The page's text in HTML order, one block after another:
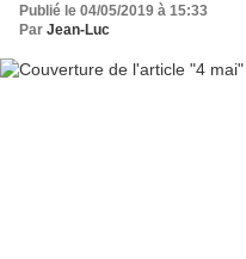
Publié le 04/05/2019 à 15:33
Par Jean-Luc